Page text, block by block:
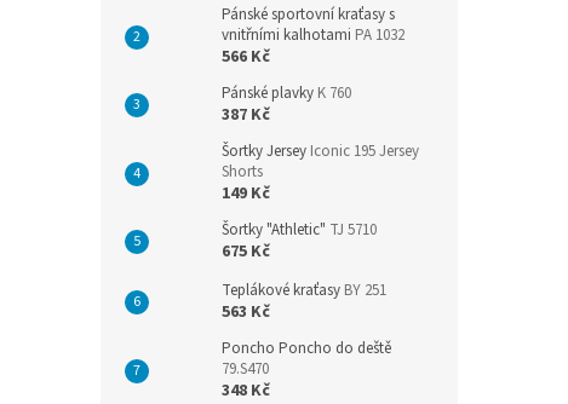
Pánské sportovní kraťasy s
vnitřními kalhotami PA 1032
566 Kč
Pánské plavky K 760
387 Kč
Šortky Jersey Iconic 195 Jersey
Shorts
149 Kč
Šortky "Athletic" TJ 5710
675 Kč
Teplákové kraťasy BY 251
563 Kč
Poncho Poncho do deště
79.S470
348 Kč